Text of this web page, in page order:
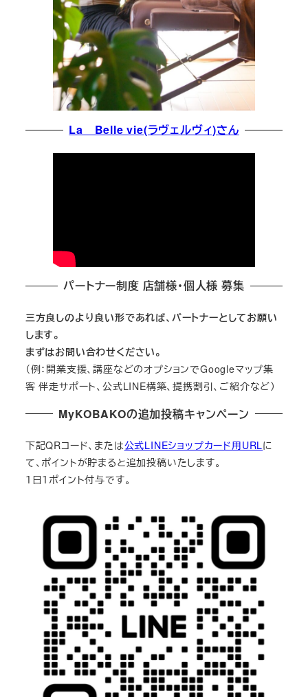
La Belle vie(ラヴェルヴィ)さん
パートナー制度 店舗様・個人様 募集
三方良しのより良い形であれば、パートナーとしてお願い
します。
まずはお問い合わせください。
（例：開業支援、講座などのオプションでGoogleマップ集
客 伴走サポート、公式LINE構築、提携割引、ご紹介など）
MyKOBAKOの追加投稿キャンペーン
下記QRコード、または公式LINEショップカード用URLに
て、ポイントが貯まると追加投稿いたします。
１日１ポイント付与です。